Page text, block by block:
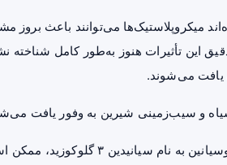
میکروپلاستیک‌ها می‌توانند باعث بروز
این تأثیرات هنوز به‌طور کامل
یافت می‌شوند.
و سیب‌زمینی شیرین به وفور یافت
براساس مطالعات پیشین، نوعی